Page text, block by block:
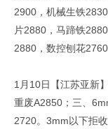
2900，机械生铁
片2880，马蹄铁
2880，数控刨花
1月10日【江苏亚新
重废A2850；三、
2720。3mm以下拒